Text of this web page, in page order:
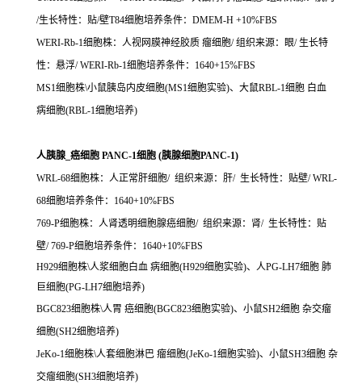
/生长特性：贴/壁T84细胞培养条件：DMEM-H +10%FBS
WERI-Rb-1细胞株：人视网膜神经胶质 瘤细胞/ 组织来源：眼/ 生长特
性：悬浮/ WERI-Rb-1细胞培养条件：1640+15%FBS
MS1细胞株\小鼠胰岛内皮细胞(MS1细胞实验)、大鼠RBL-1细胞 白血
病细胞(RBL-1细胞培养)
人胰腺_癌细胞 PANC-1细胞 (胰腺细胞PANC-1)
WRL-68细胞株：人正常肝细胞/ 组织来源：肝/ 生长特性：贴壁/ WRL-
68细胞培养条件：1640+10%FBS
769-P细胞株：人肾透明细胞腺癌细胞/ 组织来源：肾/ 生长特性：贴
壁/ 769-P细胞培养条件：1640+10%FBS
H929细胞株\人浆细胞白血 病细胞(H929细胞实验)、人PG-LH7细胞 肺
巨细胞(PG-LH7细胞培养)
BGC823细胞株\人胃 癌细胞(BGC823细胞实验)、小鼠SH2细胞 杂交瘤
细胞(SH2细胞培养)
JeKo-1细胞株\人套细胞淋巴 瘤细胞(JeKo-1细胞实验)、小鼠SH3细胞 杂
交瘤细胞(SH3细胞培养)